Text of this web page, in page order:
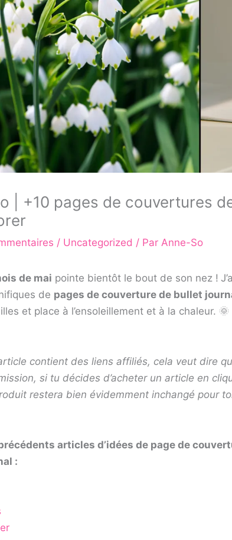
| +10 pages de couvertures
/ Uncategorized / Par Anne-So
de mai pointe bientôt le bout de son nez !
de pages de couverture de bullet
et place à l’ensoleillement et à la chaleur. 🌞
contient des liens affiliés, cela veut dire
si tu décides d’acheter un article en
restera bien évidemment inchangé pour
articles d’idées de page de
: